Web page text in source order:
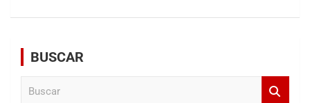
BUSCAR